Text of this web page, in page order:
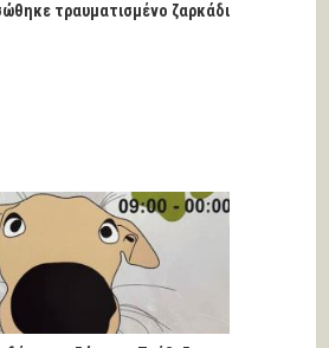
τραυματισμένο ζαρκάδι